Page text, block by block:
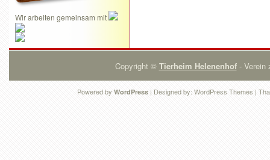
Wir arbeiten gemeinsam mit
Copyright © Tierheim Helenenhof- Verein
Powered by WordPress | Designed by: WordPress Themes |